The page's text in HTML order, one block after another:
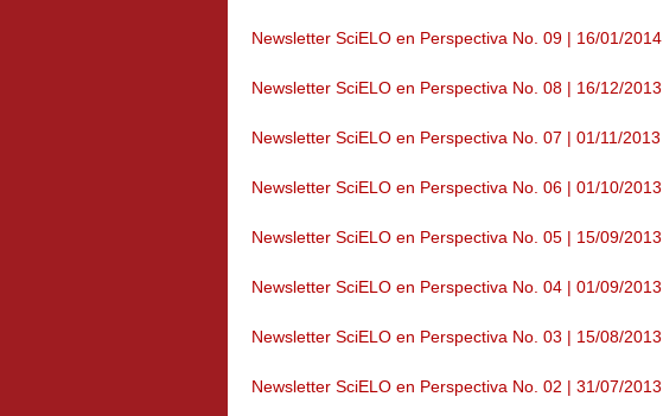
Newsletter SciELO en Perspectiva No. 09 | 16/01/2014
Newsletter SciELO en Perspectiva No. 08 | 16/12/2013
Newsletter SciELO en Perspectiva No. 07 | 01/11/2013
Newsletter SciELO en Perspectiva No. 06 | 01/10/2013
Newsletter SciELO en Perspectiva No. 05 | 15/09/2013
Newsletter SciELO en Perspectiva No. 04 | 01/09/2013
Newsletter SciELO en Perspectiva No. 03 | 15/08/2013
Newsletter SciELO en Perspectiva No. 02 | 31/07/2013